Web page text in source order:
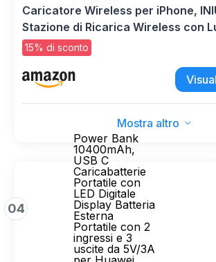
Caricatore Wireless per iPhone,
Stazione di Ricarica Wireless con
Supporto Telefono per iPhone 17 16
Pro Max Samsung Galaxy Google
15% di sconto
Mostra altro
04
Power Bank
10400mAh,
USB C
Caricabatterie
Portatile con
LED Digitale
Display Batteria
Esterna
Portatile con 2
ingressi e 3
uscite da 5V/3A